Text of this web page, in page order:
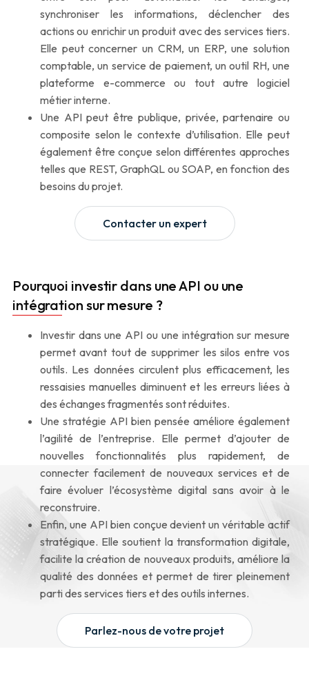
synchroniser les informations, déclencher des
actions ou enrichir un produit avec des services tiers.
Elle peut concerner un CRM, un ERP, une solution
comptable, un service de paiement, un outil RH, une
plateforme e-commerce ou tout autre logiciel
métier interne.
Une API peut être publique, privée, partenaire ou
composite selon le contexte d’utilisation. Elle peut
également être conçue selon différentes approches
telles que REST, GraphQL ou SOAP, en fonction des
besoins du projet.
Contacter un expert
Pourquoi investir dans une API ou une
intégration sur mesure ?
Investir dans une API ou une intégration sur mesure
permet avant tout de supprimer les silos entre vos
outils. Les données circulent plus efficacement, les
ressaisies manuelles diminuent et les erreurs liées à
des échanges fragmentés sont réduites.
Une stratégie API bien pensée améliore également
l’agilité de l’entreprise. Elle permet d’ajouter de
nouvelles fonctionnalités plus rapidement, de
connecter facilement de nouveaux services et de
faire évoluer l’écosystème digital sans avoir à le
reconstruire.
Enfin, une API bien conçue devient un véritable actif
stratégique. Elle soutient la transformation digitale,
facilite la création de nouveaux produits, améliore la
qualité des données et permet de tirer pleinement
parti des services tiers et des outils internes.
Parlez-nous de votre projet